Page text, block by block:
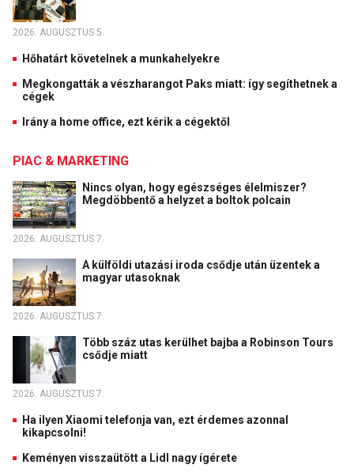
2026. AUGUSZTUS 5.
Hőhatárt követelnek a munkahelyekre
Megkongatták a vészharangot Paks miatt: így segíthetnek a
cégek
Irány a home office, ezt kérik a cégektől
PIAC & MARKETING
Nincs olyan, hogy egészséges élelmiszer?
Megdöbbentő a helyzet a boltok polcain
2026. AUGUSZTUS 7.
A külföldi utazási iroda csődje után üzentek a
magyar utasoknak
2026. AUGUSZTUS 7.
Több száz utas kerülhet bajba a Robinson Tours
csődje miatt
2026. AUGUSZTUS 7.
Ha ilyen Xiaomi telefonja van, ezt érdemes azonnal
kikapcsolni!
Keményen visszaütött a Lidl nagy ígérete